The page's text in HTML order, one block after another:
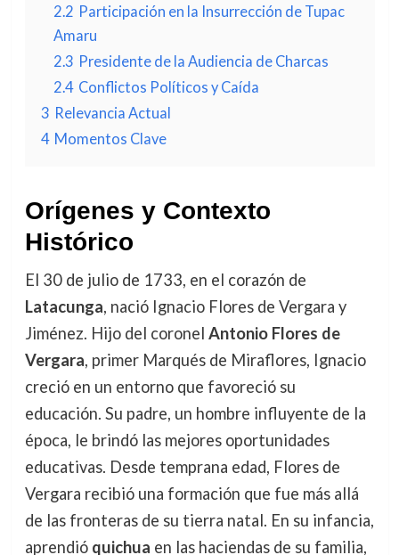
2.2 Participación en la Insurrección de Tupac
Amaru
2.3 Presidente de la Audiencia de Charcas
2.4 Conflictos Políticos y Caída
3 Relevancia Actual
4 Momentos Clave
Orígenes y Contexto
Histórico
El 30 de julio de 1733, en el corazón de
Latacunga, nació Ignacio Flores de Vergara y
Jiménez. Hijo del coronel Antonio Flores de
Vergara, primer Marqués de Miraflores, Ignacio
creció en un entorno que favoreció su
educación. Su padre, un hombre influyente de la
época, le brindó las mejores oportunidades
educativas. Desde temprana edad, Flores de
Vergara recibió una formación que fue más allá
de las fronteras de su tierra natal. En su infancia,
aprendió quichua en las haciendas de su familia,